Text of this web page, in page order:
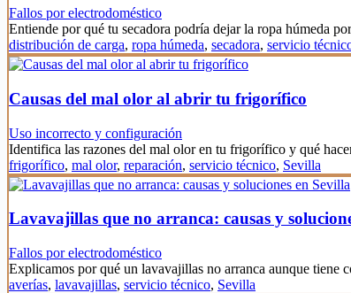
Fallos por electrodoméstico
Entiende por qué tu secadora podría dejar la ropa húmeda
distribución de carga, ropa húmeda, secadora, servicio
Causas del mal olor al abrir tu frigorífico
Uso incorrecto y configuración
Identifica las razones del mal olor en tu frigorífico y qué
frigorífico, mal olor, reparación, servicio técnico, Sevilla
Lavavajillas que no arranca: causas y
Fallos por electrodoméstico
Explicamos por qué un lavavajillas no arranca aunque
averías, lavavajillas, servicio técnico, Sevilla